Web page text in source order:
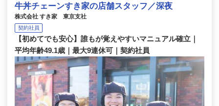
牛丼チェーンすき家の店舗スタッフ／深夜
株式会社 すき家 東京支社
契約社員
【初めてでも安心】誰もが覚えやすいマニュアル確立｜
平均年齢49.1歳｜最大9連休可｜契約社員